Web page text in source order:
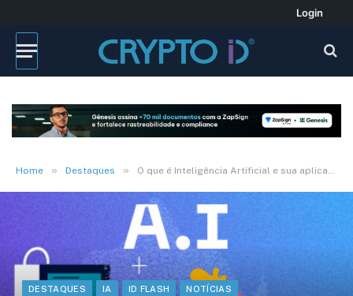
Login
Home » Destaques » O que é Inteligência Artificial e sua aplicabilidade no dia a dia
DESTAQUES IA ID FLASH NOTÍCIAS